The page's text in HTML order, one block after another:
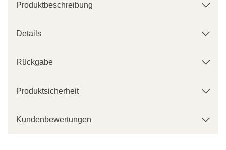
Produktbeschreibung
Details
Rückgabe
Produktsicherheit
Kundenbewertungen